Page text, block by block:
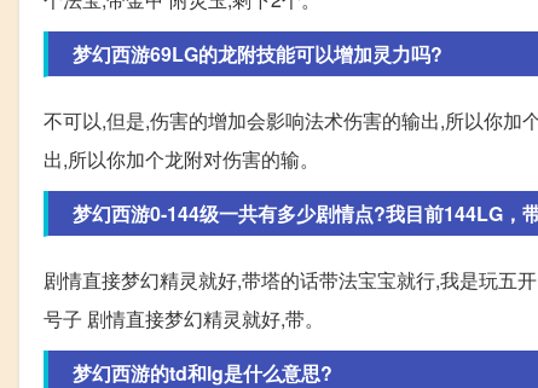
梦幻西游69LG的龙附技能可以增加灵力吗?
不可以,但是,伤害的增加会影响法术伤害的输出,所以你
出,所以你加个龙附对伤害的输。
梦幻西游0-144级一共有多少剧情点?我目前144LG，
剧情直接梦幻精灵就好,带塔的话带法宝宝就行,我是玩五
号子 剧情直接梦幻精灵就好,带。
梦幻西游的td和lg是什么意思?